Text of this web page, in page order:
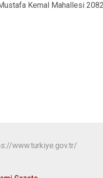
Kemal Mahallesi